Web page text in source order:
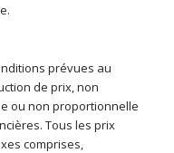
prévues au
de prix, non
ou non proportionnelle
Tous les prix
comprises,